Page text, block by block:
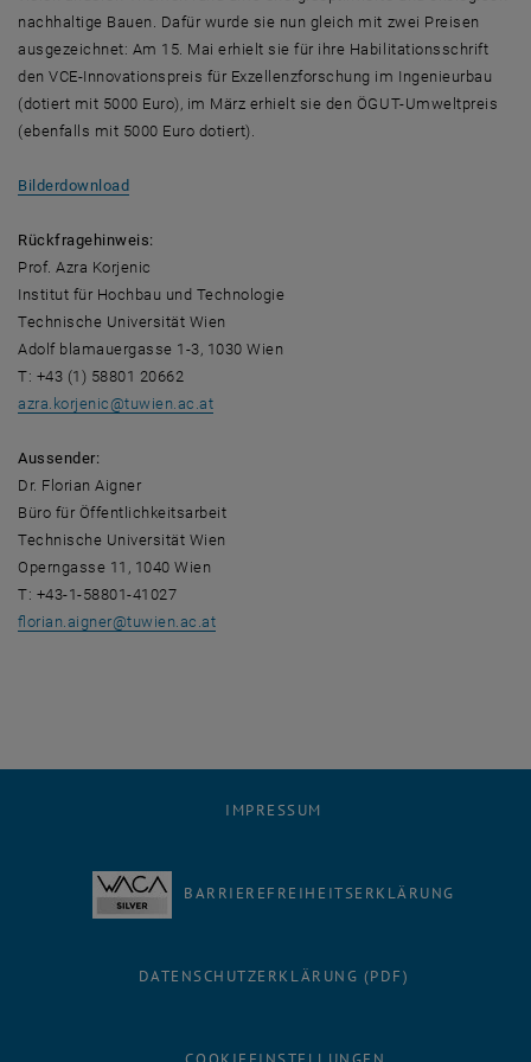
nachhaltige Bauen. Dafür wurde sie nun gleich mit zwei Preisen
ausgezeichnet: Am 15. Mai erhielt sie für ihre Habilitationsschrift
den VCE-Innovationspreis für Exzellenzforschung im Ingenieurbau
(dotiert mit 5000 Euro), im März erhielt sie den ÖGUT-Umweltpreis
(ebenfalls mit 5000 Euro dotiert).
Bilderdownload, öffnet eine externe URL in einem neuen Fenster
Rückfragehinweis:
Prof. Azra Korjenic
Institut für Hochbau und Technologie
Technische Universität Wien
Adolf blamauergasse 1-3, 1030 Wien
T: +43 (1) 58801 20662
azra.korjenic @tuwien.ac.at
Aussender:
Dr. Florian Aigner
Büro für Öffentlichkeitsarbeit
Technische Universität Wien
Operngasse 11, 1040 Wien
T: +43-1-58801-41027
florian.aigner@tuwien.ac.at
IMPRESSUM
BARRIEREFREIHEITSERKLÄRUNG
DATENSCHUTZERKLÄRUNG (PDF)